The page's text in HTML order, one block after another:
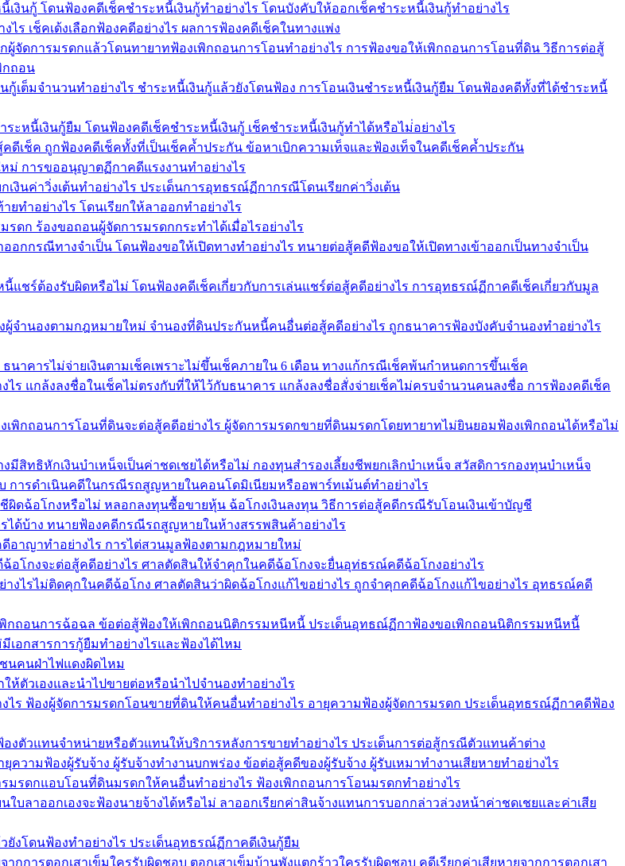
นกู้ โดนฟ้องคดีเช็คชำระหนี้เงินกู้ทำอย่างไร โดนบังคับให้ออกเช็คชำระหนี้เงินกู้ทำอย่างไร
เช็คเด้งเลือกฟ้องคดีอย่างไร ผลการฟ้องคดีเช็คในทางแพ่ง
จัดการมรดกแล้วโดนทายาทฟ้องเพิกถอนการโอนทำอย่างไร การฟ้องขอให้เพิกถอนการโอนที่ดิน วิธีการต่อสู้
กถอน
กู้เต็มจำนวนทำอย่างไร ชำระหนี้เงินกู้แล้วยังโดนฟ้อง การโอนเงินชำระหนี้เงินกู้ยืม โดนฟ้องคดีทั้งที่ได้ชำระหนี้
หนี้เงินกู้ยืม โดนฟ้องคดีเช็คชำระหนี้เงินกู้ เช็คชำระหนี้เงินกู้ทำได้หรือไม่่อย่างไร
เช็ค ถูกฟ้องคดีเช็คทั้งที่เป็นเช็คค้ำประกัน ข้อหาเบิกความเท็จและฟ้องเท็จในคดีเช็คค้ำประกัน
ม่ การขออนุญาตฏีกาคดีแรงงานทำอย่างไร
เงินค่าวิ่งเต้นทำอย่างไร ประเด็นการอุทธรณ์ฏีกากรณีโดนเรียกค่าวิ่งเต้น
ทำอย่างไร โดนเรียกให้ลาออกทำอย่างไร
ดก ร้องขอถอนผู้จัดการมรดกกระทำได้เมื่อไรอย่างไร
อกกรณีทางจำเป็น โดนฟ้องขอให้เปิดทางทำอย่างไร ทนายต่อสู้คดีฟ้องขอให้เปิดทางเข้าออกเป็นทางจำเป็น
ชร์ต้องรับผิดหรือไม่ โดนฟ้องคดีเช็คเกี่ยวกับการเล่นแชร์ต่อสู้คดีอย่างไร การอุทธรณ์ฏีกาคดีเช็คเกี่ยวกับมูล
จำนองตามกฎหมายใหม่ จำนองที่ดินประกันหนี้คนอื่นต่อสู้คดีอย่างไร ถูกธนาคารฟ้องบังคับจำนองทำอย่างไร
นาคารไม่จ่ายเงินตามเช็คเพราะไม่ขึ้นเช็คภายใน 6 เดือน ทางแก้กรณีเช็คพ้นกำหนดการขึ้นเช็ค
ไร แกล้งลงชื่อในเช็คไม่ตรงกับที่ให้ไว้กับธนาคาร แกล้งลงชื่อสั่งจ่ายเช็คไม่ครบจำนวนคนลงชื่อ การฟ้องคดีเช็ค
พิกถอนการโอนที่ดินจะต่อสู้คดีอย่างไร ผู้จัดการมรดกขายที่ดินมรดกโดยทายาทไม่ยินยอมฟ้องเพิกถอนได้หรือไม่
มีสิทธิหักเงินบำเหน็จเป็นค่าชดเชยได้หรือไม่ กองทุนสำรองเลี้ยงชีพยกเลิกบำเหน็จ สวัสดิการกองทุนบำเหน็จ
ารดำเนินคดีในกรณีรถสูญหายในคอนโดมิเนียมหรืออพาร์ทเม้นต์ทำอย่างไร
ผิดฉ้อโกงหรือไม่ หลอกลงทุนซื้อขายหุ้น ฉ้อโกงเงินลงทุน วิธีการต่อสู้คดีกรณีรับโอนเงินเข้าบัญชี
ได้บ้าง ทนายฟ้องคดีกรณีรถสูญหายในห้างสรรพสินค้าอย่างไร
อาญาทำอย่างไร การไต่สวนมูลฟ้องตามกฎหมายใหม่
โกงจะต่อสู้คดีอย่างไร ศาลตัดสินให้จำคุกในคดีฉ้อโกงจะยื่นอุท่ธรณ์คดีฉ้อโกงอย่างไร
ไรไม่ติดคุกในคดีฉ้อโกง ศาลตัดสินว่าผิดฉ้อโกงแก้ไขอย่างไร ถูกจำคุกคดีฉ้อโกงแก้ไขอย่างไร อุทธรณ์คดี
กถอนการฉ้อฉล ข้อต่อสู้ฟ้องให้เพิกถอนนิติกรรมหนีหนี้ ประเด็นอุทธณ์ฏีกาฟ้องขอเพิกถอนนิติกรรมหนีหนี้
อกสารการกู้ยืมทำอย่างไรและฟ้องได้ไหม
นคนฝ่าไฟแดงผิดไหม
ห้ตัวเองและนำไปขายต่อหรือนำไปจำนองทำอย่างไร
ร ฟ้องผู้จัดการมรดกโอนขายที่ดินให้คนอื่นทำอย่างไร อายุความฟ้องผู้จัดการมรดก ประเด็นอุทธรณ์ฏีกาคดีฟ้อง
งตัวแทนจำหน่ายหรือตัวแทนให้บริการหลังการขายทำอย่างไร ประเด็นการต่อสู้กรณีตัวแทนค้าต่าง
วามฟ้องผู้รับจ้าง ผู้รับจ้างทำงานบกพร่อง ข้อต่อสู้คดีของผู้รับจ้าง ผู้รับเหมาทำงานเสียหายทำอย่างไร
รดกแอบโอนที่ดินมรดกให้คนอื่นทำอย่างไร ฟ้องเพิกถอนการโอนมรดกทำอย่างไร
บลาออกเองจะฟ้องนายจ้างได้หรือไม่ ลาออกเรียกค่าสินจ้างแทนการบอกกล่าวล่วงหน้าค่าชดเชยและค่าเสีย
งโดนฟ้องทำอย่างไร ประเด็นอุทธรณ์ฏีกาคดีเงินกู้ยืม
กการตอกเสาเข็มใครรับผิดชอบ ตอกเสาเข็มบ้านพังแตกร้าวใครรับผิดชอบ คดีเรียกค่าเสียหายจากการตอกเสา